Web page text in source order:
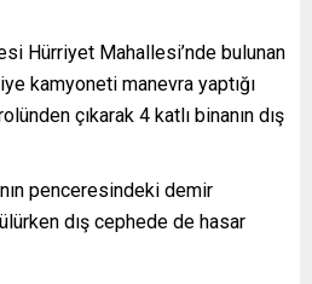
Hürriyet Mahallesi’nde bulunan
kamyoneti manevra yaptığı
çıkarak 4 katlı binanın dış
penceresindeki demir
dış cephede de hasar